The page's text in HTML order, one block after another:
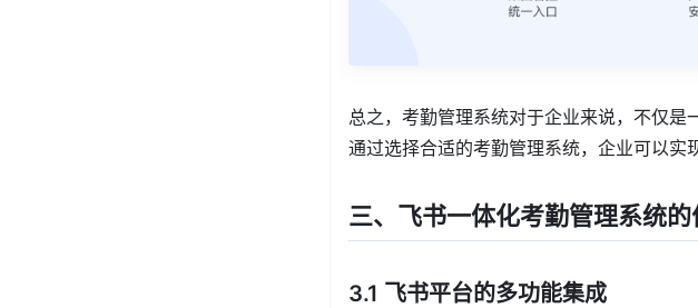
总之，考勤管理系统对于企业来说，不仅是
通过选择合适的考勤管理系统，企业可以实
三、飞书一体化考勤管理系统的
3.1 飞书平台的多功能集成